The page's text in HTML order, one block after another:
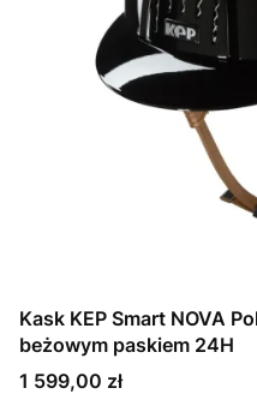
Kask KEP Smart NOVA
beżowym paskiem 24H
Cena
1 599,00 zł